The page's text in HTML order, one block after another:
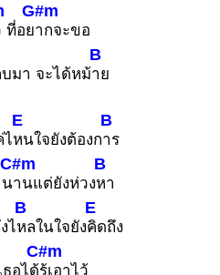
ที่อย
G#m
ากจะขอ
มา จะได้หม้
B
าย
ไ
E
หนใจยังต้องก
B
าร
น
C#m
านแต่ยังห่วง
B
หา
ไ
B
หลในใจยัง
E
คิดถึง
ธอได้
C#m
รู้เอาไว้